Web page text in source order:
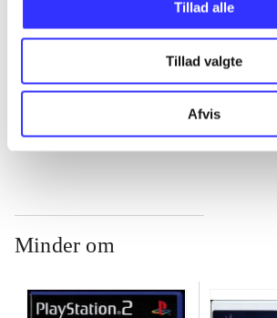
Tillad alle
Tillad valgte
Afvis
Minder om